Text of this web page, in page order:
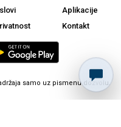
Aplikacije
Kontakt
samo uz pismenu dozvolu.